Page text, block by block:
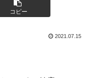
コピー
2021.07.15